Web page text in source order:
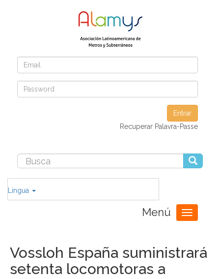
Entrar
Recuperar Palavra-Passe
Lingua
Menú
Toggle
navigation
Vossloh España suministrará
setenta locomotoras a